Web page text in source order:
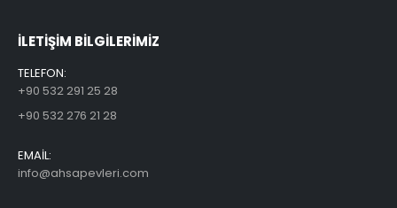
ILETİŞİM BİLGİLERİMİZ
TELEFON:
+90 532 291 25 28
+90 532 276 21 28
EMAİL:
info@ahsapevleri.com